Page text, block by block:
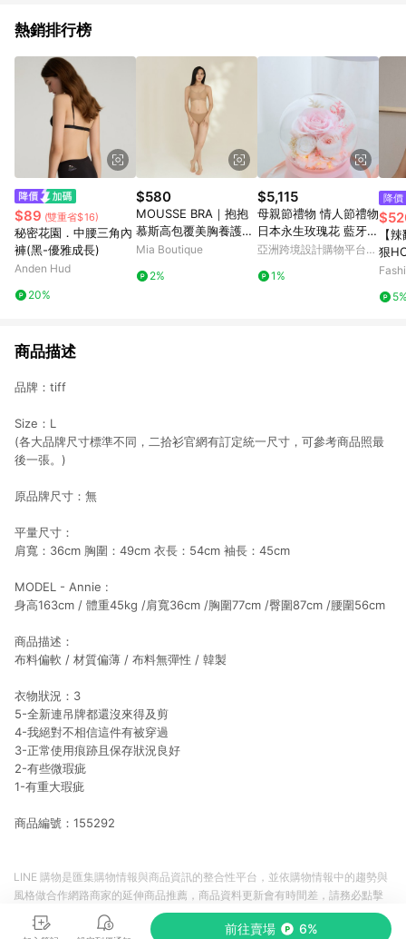
熱銷排行榜
$89 (雙重省$16)
秘密花園．中腰三角內
褲(黑-優雅成長)
Anden Hud
20%
$580
MOUSSE BRA｜抱抱
慕斯高包覆美胸養護無
痕無鋼圈內衣
Mia Boutique
2%
$5,115
母親節禮物 情人節禮物
日本永生玫瑰花 藍牙音
箱
亞洲跨境設計購物平台
1%
降價
【
狠
平口
商品描述
品牌：tiff
Size：L
(各大品牌尺寸標準不同，二拾衫官網有訂定統一尺寸，可參考商品照最
後一張。)
原品牌尺寸：無
平量尺寸：
肩寬：36cm 胸圍：49cm 衣長：54cm 袖長：45cm
MODEL - Annie :
身高163cm / 體重45kg /肩寬36cm /胸圍77cm /臀圍87cm /腰圍56cm
商品描述：
布料偏軟 / 材質偏薄 / 布料無彈性 / 韓製
衣物狀況：3
5-全新連吊牌都還沒來得及剪
4-我絕對不相信這件有被穿過
3-正常使用痕跡且保存狀況良好
2-有些微瑕疵
1-有重大瑕疵
商品編號：155292
前往賣場 6%
LINE 購物是匯集購物情報與商品資訊的整合性平台，並依購物情報中的趨勢與
風格做合作網路商家的延伸商品推薦，商品資料更新會有時間差，請務必點擊
商品至各合作網路商家，確認現售價與購物條件，一切資訊以合作廠商網頁為
準。